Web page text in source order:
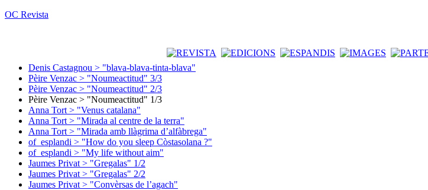
OC Revista
Denis Castagnou > "blava-blava-tinta-blava"
Pèire Venzac > "Noumeactitud" 3/3
Pèire Venzac > "Noumeactitud" 2/3
Pèire Venzac > "Noumeactitud" 1/3
Anna Tort > "Venus catalana"
Anna Tort > "Mirada al centre de la terra"
Anna Tort > "Mirada amb llàgrima d’alfàbrega"
of_esplandi > "How do you sleep Còstasolana ?"
of_esplandi > "My life without aim"
Jaumes Privat > "Gregalas" 1/2
Jaumes Privat > "Gregalas" 2/2
Jaumes Privat > "Convèrsas de l’agach"